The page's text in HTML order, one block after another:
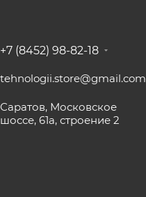
+7 (8452) 98-82-18
tehnologii.store@gmail.com
Саратов, Московское
шоссе, 61а, строение 2